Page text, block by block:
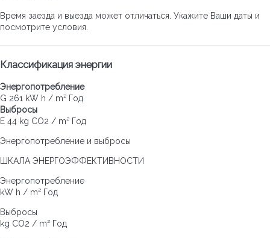
Время заезда и выезда может отличаться. Укажите Ваши даты и
посмотрите условия.
Классификация энергии
Энергопотребление
G 261 kW h / m² Год
Выбросы
E 44 kg CO2 / m² Год
Энергопотребление и выбросы
ШКАЛА ЭНЕРГОЭФФЕКТИВНОСТИ
Энергопотребление
kW h / m² Год
Выбросы
kg CO2 / m² Год